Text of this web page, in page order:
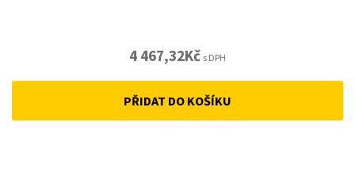
4 467,32Kč s DPH
PŘIDAT DO KOŠÍKU